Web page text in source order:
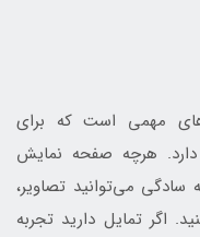
مهمی است که برای
دارد. هرچه صفحه نمایش
می‌توانید تصاویر،
اگر تمایل دارید تجربه